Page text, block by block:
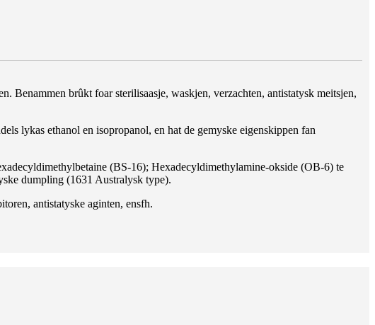
brûkt foar sterilisaasje, waskjen, verzachten, antistatysk meitsjen,
lykas ethanol en isopropanol, en hat de gemyske eigenskippen fan
(BS-16); Hexadecyldimethylamine-okside (OB-6) te
dumpling (1631 Australysk type).
antistatyske aginten, ensfh.